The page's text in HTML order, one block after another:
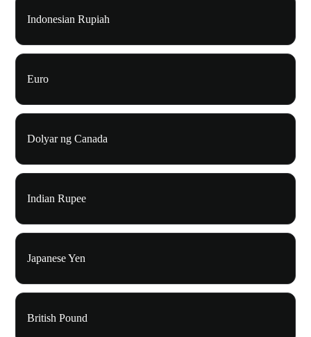
Indonesian Rupiah
Euro
Dolyar ng Canada
Indian Rupee
Japanese Yen
British Pound